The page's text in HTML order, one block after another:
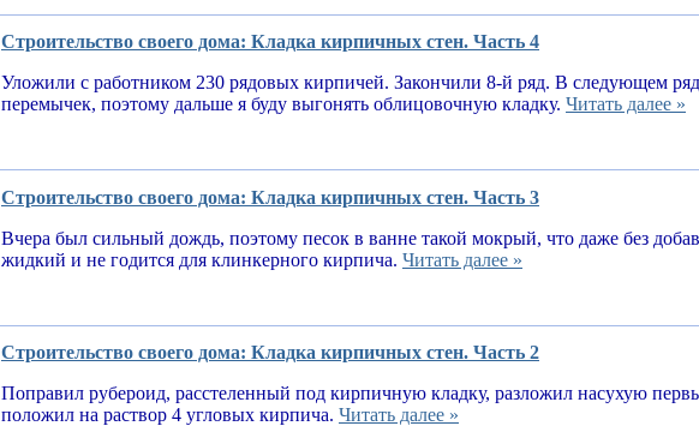
Строительство своего дома: Кладка кирпичных стен. Часть 4
Уложили с работником 230 рядовых кирпичей. Закончили 8-й ряд. В следующем
перемычек, поэтому дальше я буду выгонять облицовочную кладку. Читать далее »
Строительство своего дома: Кладка кирпичных стен. Часть 3
Вчера был сильный дождь, поэтому песок в ванне такой мокрый, что даже без
жидкий и не годится для клинкерного кирпича. Читать далее »
Строительство своего дома: Кладка кирпичных стен. Часть 2
Поправил рубероид, расстеленный под кирпичную кладку, разложил насухую
положил на раствор 4 угловых кирпича. Читать далее »